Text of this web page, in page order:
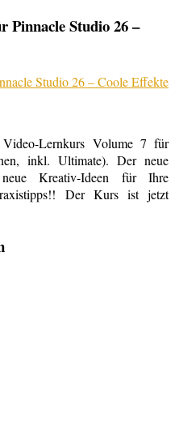
Pinnacle Studio 26 –
Lernkurs Volume 7 für
inkl. Ultimate). Der neue
Kreativ-Ideen für Ihre
Der Kurs ist jetzt